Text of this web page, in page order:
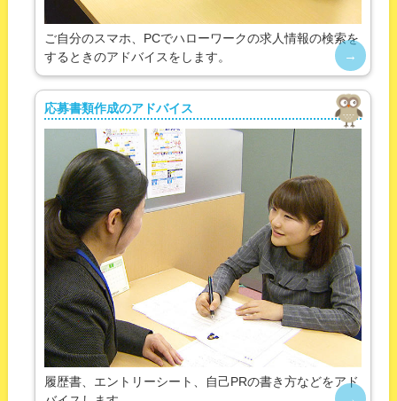
ご自分のスマホ、PCでハローワークの求人情報の検索を
するときのアドバイスをします。
応募書類作成のアドバイス
履歴書、エントリーシート、自己PRの書き方などをアド